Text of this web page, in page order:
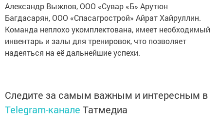
Александр Выжлов, ООО «Сувар «Б» Арутюн
Багдасарян, ООО «Спасагрострой» Айрат Хайруллин.
Команда неплохо укомплектована, имеет необходимый
инвентарь и залы для тренировок, что позволяет
надеяться на её дальнейшие успехи.
Следите за самым важным и интересным в
Telegram-канале Татмедиа